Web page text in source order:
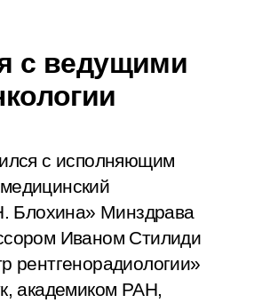
с ведущими
с исполняющим
Блохина» Минздрава
Иваном Стилиди
рентгенорадиологии»
академиком РАН,